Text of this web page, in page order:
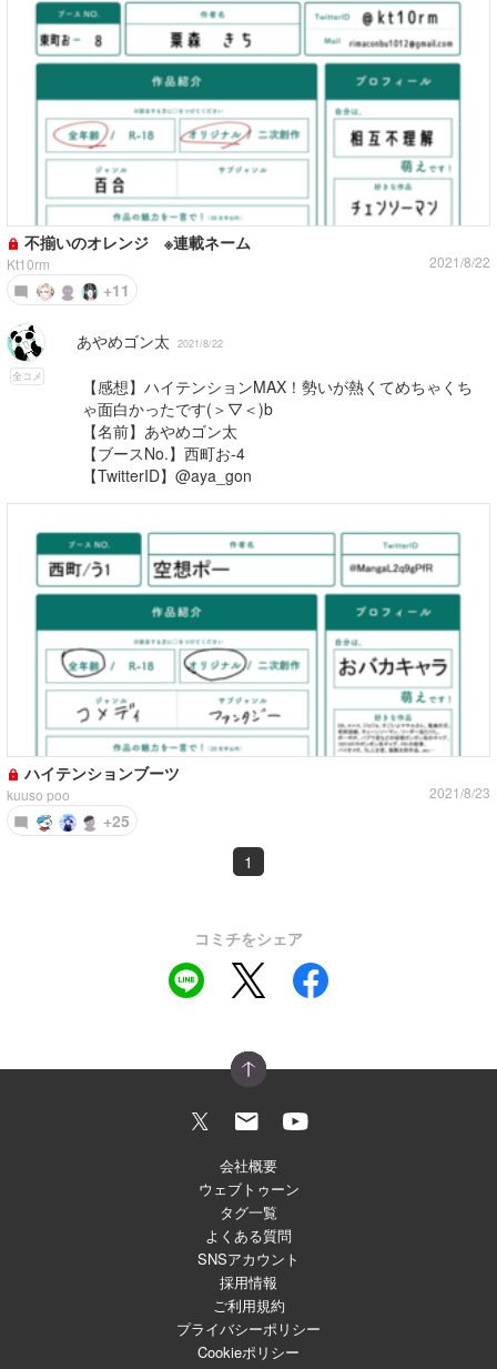
不揃いのオレンジ ※連載ネーム
Kt10rm 2021/8/22
+11
全コメ
あやめゴン太 2021/8/22
【感想】ハイテンションMAX！勢いが熱くてめちゃくち
ゃ面白かったです(＞▽＜)b
【名前】あやめゴン太
【ブースNo.】西町お-4
【TwitterID】@aya_gon
ハイテンションブーツ
kuuso poo 2021/8/23
+25
1
コミチをシェア
会社概要
ウェブトゥーン
タグ一覧
よくある質問
SNSアカウント
採用情報
ご利用規約
プライバシーポリシー
Cookieポリシー